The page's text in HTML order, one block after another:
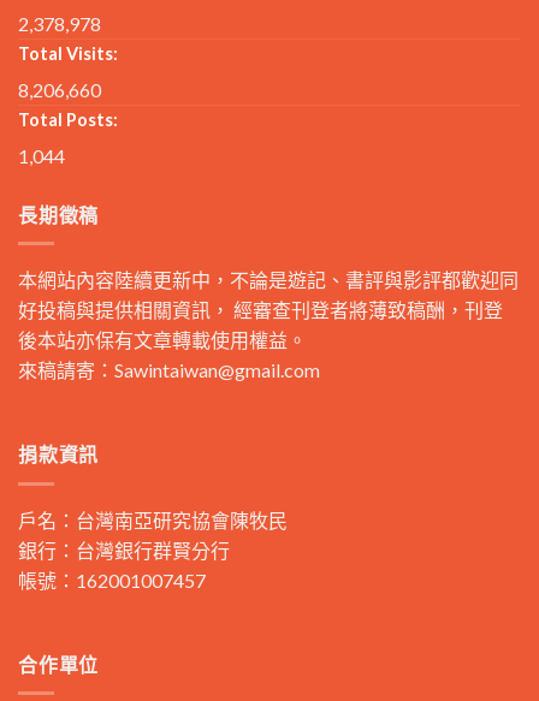
2,378,978
Total Visits:
8,206,660
Total Posts:
1,044
長期徵稿
本網站內容陸續更新中，不論是遊記、書評與影評都歡迎同
好投稿與提供相關資訊， 經審查刊登者將薄致稿酬，刊登
後本站亦保有文章轉載使用權益。
來稿請寄： Sawintaiwan@gmail.com
捐款資訊
戶名：台灣南亞研究協會陳牧民
銀行：台灣銀行群賢分行
帳號：162001007457
合作單位